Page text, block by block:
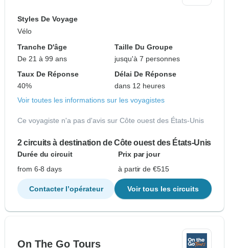
Styles De Voyage
Vélo
Tranche D'âge
De 21 à 99 ans
Taille Du Groupe
jusqu'à 7 personnes
Taux De Réponse
40%
Délai De Réponse
dans 12 heures
Voir toutes les informations sur les voyagistes
Ce voyagiste n'a pas d'avis sur Côte ouest des États-Unis
2 circuits à destination de Côte ouest des États-Unis
Durée du circuit
Prix par jour
from 6-8 days
à partir de €515
Contacter l’opérateur Voir tous les circuits
On The Go Tours